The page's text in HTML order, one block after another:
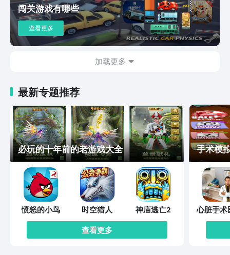
闯关游戏有哪些
查看更多
加载更多
最新专题推荐
必玩的十年前的老游戏大全
愤怒的小鸟 时空猎人
神庙逃亡2
查看更多
手术模
心脏手术
模拟